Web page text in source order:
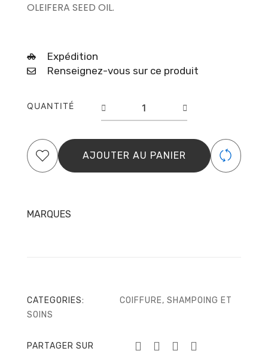
OLEIFERA SEED OIL.
Expédition
Renseignez-vous sur ce produit
QUANTITÉ
shampoing
Oil
Reflections
AJOUTER AU PANIER
MARQUES
CATEGORIES: COIFFURE, SHAMPOING ET
SOINS
PARTAGER SUR